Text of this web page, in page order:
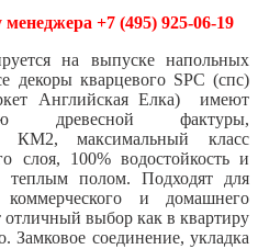
+7 (495) 925-06-19
на выпуске напольных
декоры кварцевого SPC (спс)
Английская Елка) имеют
древесной фактуры,
КМ2, максимальный класс
слоя, 100% водостойкость и
теплым полом. Подходят для
и домашнего
выбор как в квартиру
Замковое соединение, укладка